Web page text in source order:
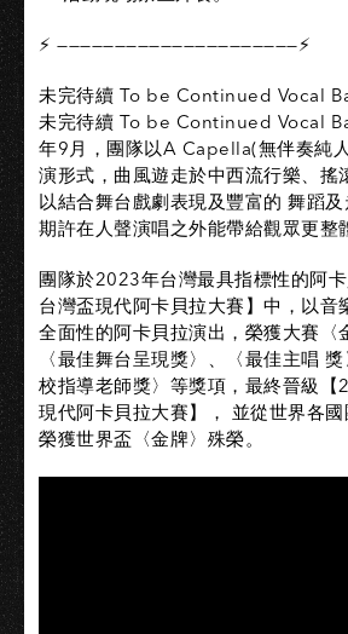
⚡ —————————————————————⚡
未完待續 To be Continued Vocal
未完待續 To be Continued Vocal
年9月，團隊以A Capella(無伴奏純
演形式，曲風遊走於中⻄流行樂、搖
以結合舞台戲劇表現及豐富的 舞蹈及
期許在人聲演唱之外能帶給觀眾更整
團隊於2023年台灣最具指標性的阿
台灣盃現代阿卡貝拉大賽】中，以音
全面性的阿卡貝拉演出，榮獲大賽〈
〈最佳舞台呈現獎〉、〈最佳主唱
校指導老師獎〉等獎項，最終晉級
現代阿卡貝拉大賽】， 並從世界各國
榮獲世界盃〈金牌〉殊榮。